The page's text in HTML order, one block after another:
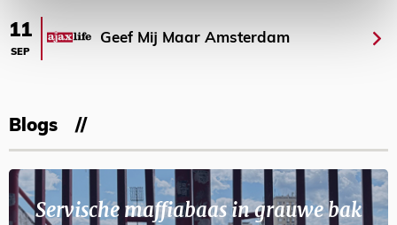
11
SEP
Geef Mij Maar Amsterdam
Blogs
Servische maffiabaas in grauwe bak